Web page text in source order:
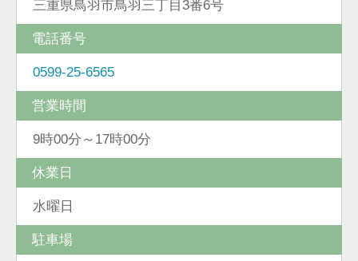
三重県鳥羽市鳥羽三丁目3番6号
電話番号
0599-25-6565
営業時間
9時00分～17時00分
休業日
水曜日
駐車場